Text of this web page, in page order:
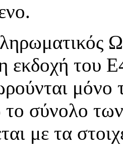
εκδοχή του
σύνολο
με τα